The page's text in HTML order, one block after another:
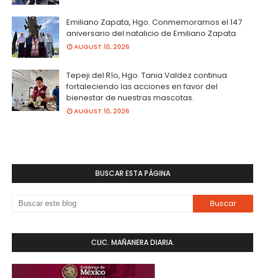
Emiliano Zapata, Hgo. Conmemoramos el 147
aniversario del natalicio de Emiliano Zapata
AUGUST 10, 2026
Tepeji del Río, Hgo. Tania Valdez continua
fortaleciendo las acciones en favor del
bienestar de nuestras mascotas.
AUGUST 10, 2026
BUSCAR ESTA PÁGINA
CLIC. MAÑANERA DIARIA.